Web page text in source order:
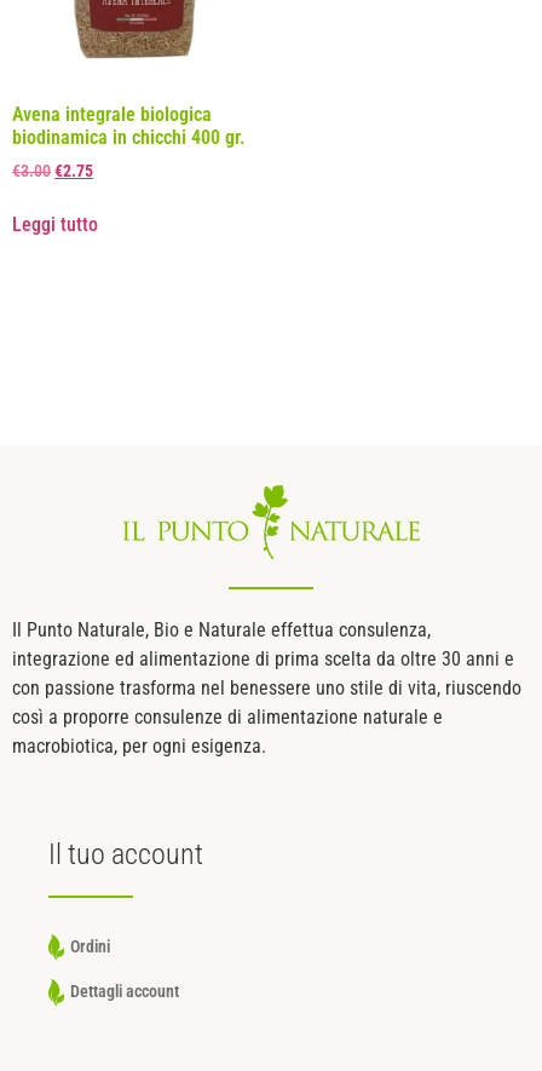
Avena integrale biologica
biodinamica in chicchi 400 gr.
€3.00€2.75
Leggi tutto
Il Punto Naturale, Bio e Naturale effettua consulenza,
integrazione ed alimentazione di prima scelta da oltre 30 anni e
con passione trasforma nel benessere uno stile di vita, riuscendo
così a proporre consulenze di alimentazione naturale e
macrobiotica, per ogni esigenza.
Il tuo account
Ordini
Dettagli account